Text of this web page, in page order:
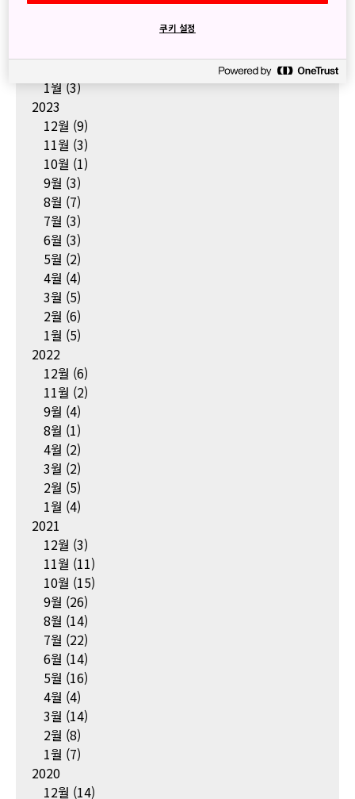
1월(3)
2023
12월 (9)
11월 (3)
10월 (1)
9월 (3)
8월 (7)
7월 (3)
6월 (3)
5월 (2)
4월 (4)
3월 (5)
2월 (6)
1월 (5)
2022
12월 (6)
11월 (2)
9월 (4)
8월 (1)
4월 (2)
3월 (2)
2월 (5)
1월 (4)
2021
12월 (3)
11월 (11)
10월 (15)
9월 (26)
8월 (14)
7월 (22)
6월 (14)
5월 (16)
4월 (4)
3월 (14)
2월 (8)
1월 (7)
2020
12월 (14)
쿠키 설정